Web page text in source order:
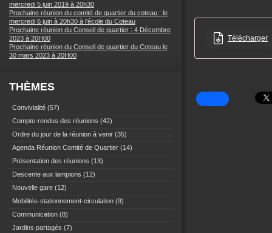
mercredi 5 juin 2019 à 20h30
Prochaine réunion du comité de quartier du coteau : le
mercredi 6 juin à 20h30 à l'école du Coteau
Prochaine réunion du Conseil de quartier : 4 Décembre
2023 à 20H00
Prochaine réunion du Conseil de quartier du Coteau le
30 mars 2023 à 20H00
THÈMES
Convivialité (57)
Compte-rendus des réunions (42)
Ordre du jour de la réunion à venir (35)
Agenda Réunion Comité de Quartier (14)
Présentation des réunions (13)
Descente aux lampions (12)
Nouvelle gare (12)
Mobilités-stationnement-circulation (9)
Communication (8)
Jardins partagés (7)
Télécharger